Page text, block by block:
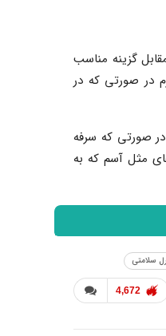
گزینه مناسب
در صورتی که در
صورتی که سرفه
های مثل آسم که به
سلامتی
4,672